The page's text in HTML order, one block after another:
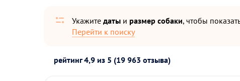
Укажите даты и размер собаки, чтобы
Перейти к поиску
рейтинг4,9 из 5 (19 963 отзыва)